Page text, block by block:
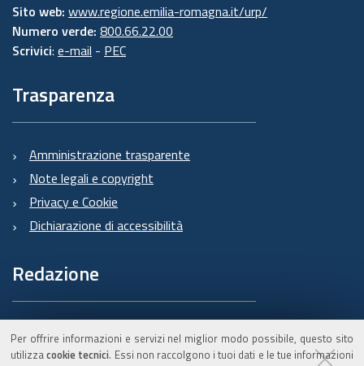
Per offrire informazioni e servizi nel miglior modo possibile, questo sito
utilizzacookie tecnici. Essi non raccolgono i tuoi dati e le tue informazioni
Sito web: www.regione.emilia-romagna.it/urp/
Numero verde: 800.66.22.00
Scrivici: e-mail - PEC
Trasparenza
Amministrazione trasparente
Note legali e copyright
Privacy e Cookie
Dichiarazione di accessibilità
Redazione
Informazioni sul Burert
e contatti